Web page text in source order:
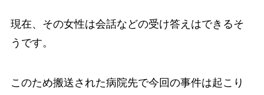
現在、その女性は会話などの受け答えはできるそ
うです。
このため搬送された病院先で今回の事件は起こり